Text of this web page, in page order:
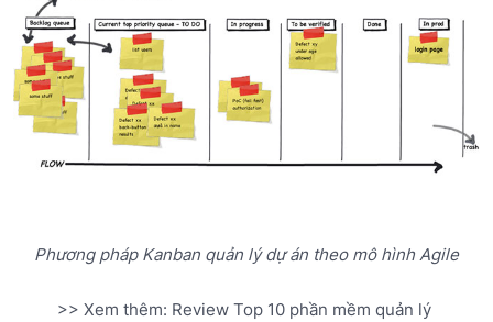
Phương pháp Kanban quản lý dự án theo mô hình Agile
>> Xem thêm: Review Top 10 phần mềm quản lý